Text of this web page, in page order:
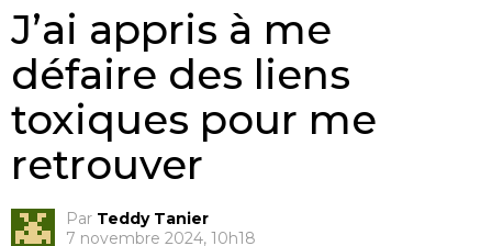
J’ai appris à me
défaire des liens
toxiques pour me
retrouver
Par Teddy Tanier
7 novembre 2024, 10h18